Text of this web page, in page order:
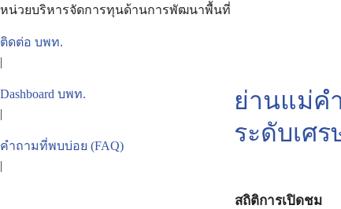
Skip
content
หน่วยบริหารจัดการทุนด้านการพัฒนาพื้นที่
ติดต่อ บพท.
|
Dashboard บพท.
|
คำถามที่พบบ่อย (FAQ)
|
ย่านแม่ค
ระดับเศ
สถิติการเปิดชม